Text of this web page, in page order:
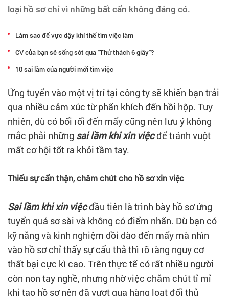
loại hồ sơ chỉ vì những bất cẩn không đáng có.
Làm sao để vực dậy khí thế tìm việc làm
CV của bạn sẽ sống sót qua "Thử thách 6 giây"?
10 sai lầm của người mới tìm việc
Ứng tuyển vào một vị trí tại công ty sẽ khiến bạn trải
qua nhiều cảm xúc từ phấn khích đến hồi hộp. Tuy
nhiên, dù có bối rối đến mấy cũng nên lưu ý không
mắc phải những sai lầm khi xin việcđể tránh vuột
mất cơ hội tốt ra khỏi tầm tay.
Thiếu sự cẩn thận, chăm chút cho hồ sơ xin việc
Sai lầm khi xin việcđầu tiên là trình bày hồ sơ ứng
tuyển quá sơ sài và không có điểm nhấn. Dù bạn có
kỹ năng và kinh nghiệm dồi dào đến mấy mà nhìn
vào hồ sơ chỉ thấy sự cẩu thả thì rõ ràng nguy cơ
thất bại cực kì cao. Trên thực tế có rất nhiều người
còn non tay nghề, nhưng nhờ việc chăm chút tỉ mỉ
khi tạo hồ sơ nên đã vượt qua hàng loạt đối thủ